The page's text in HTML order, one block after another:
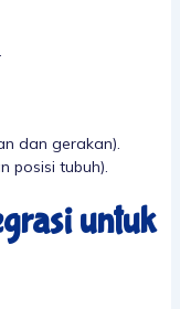
dan gerakan).
posisi tubuh).
untuk